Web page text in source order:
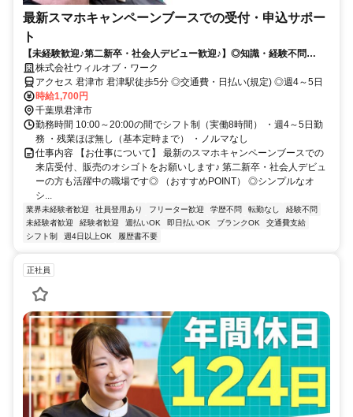
最新スマホキャンペーンブースでの受付・申込サポー
ト
【未経験歓迎♪第二新卒・社会人デビュー歓迎♪】◎知識・経験不問
◎NOサービス残業 ◎自社正社員も目指せる
株式会社ウィルオブ・ワーク
アクセス 君津市 君津駅徒歩5分 ◎交通費・日払い(規定) ◎週4～5日
時給1,700円
千葉県君津市
勤務時間 10:00～20:00の間でシフト制（実働8時間） ・週4～5日勤
務 ・残業ほぼ無し（基本定時まで） ・ノルマなし
仕事内容 【お仕事について】 最新のスマホキャンペーンブースでの
来店受付、販売のオシゴトをお願いします♪ 第二新卒・社会人デビュ
ーの方も活躍中の職場です◎ （おすすめPOINT） ◎シンプルなオ
シ...
業界未経験者歓迎 社員登用あり フリーター歓迎 学歴不問 転勤なし
経験不問
未経験者歓迎
経験者歓迎 週払いOK 即日払いOK ブランクOK
交通費支給
シフト制
週4日以上OK 履歴書不要
正社員